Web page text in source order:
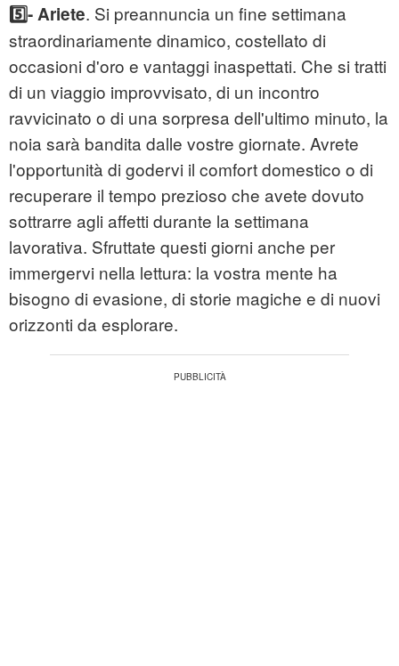
5️⃣- Ariete. Si preannuncia un fine settimana
straordinariamente dinamico, costellato di
occasioni d'oro e vantaggi inaspettati. Che si tratti
di un viaggio improvvisato, di un incontro
ravvicinato o di una sorpresa dell'ultimo minuto, la
noia sarà bandita dalle vostre giornate. Avrete
l'opportunità di godervi il comfort domestico o di
recuperare il tempo prezioso che avete dovuto
sottrarre agli affetti durante la settimana
lavorativa. Sfruttate questi giorni anche per
immergervi nella lettura: la vostra mente ha
bisogno di evasione, di storie magiche e di nuovi
orizzonti da esplorare.